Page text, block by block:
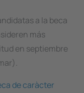
a la beca
más
en septiembre
de caràcter